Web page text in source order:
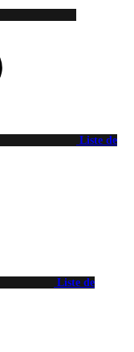
Liste de
Liste de